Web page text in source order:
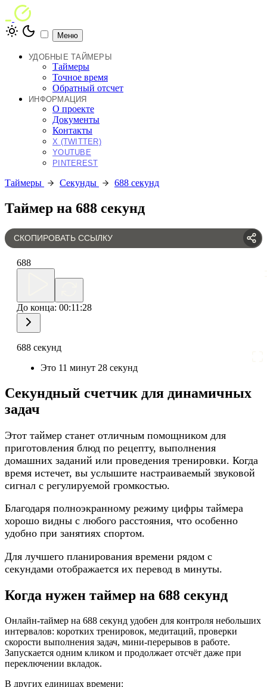
Меню
УДОБНЫЕ ТАЙМЕРЫ
Таймеры
Точное время
Обратный отсчет
ИНФОРМАЦИЯ
О проекте
Документы
Контакты
X (TWITTER)
YOUTUBE
PINTEREST
Таймеры Секунды 688 секунд
Таймер на 688 секунд
СКОПИРОВАТЬ ССЫЛКУ
688
До конца: 00:11:28
688 секунд
Это 11 минут 28 секунд
Секундный счетчик для динамичных
задач
Этот таймер станет отличным помощником для
приготовления блюд по рецепту, выполнения
домашних заданий или проведения тренировки. Когда
время истечет, вы услышите настраиваемый звуковой
сигнал с регулируемой громкостью.
Благодаря полноэкранному режиму цифры таймера
хорошо видны с любого расстояния, что особенно
удобно при занятиях спортом.
Для лучшего планирования времени рядом с
секундами отображается их перевод в минуты.
Когда нужен таймер на 688 секунд
Онлайн-таймер на 688 секунд удобен для контроля небольших
интервалов: коротких тренировок, медитаций, проверки
скорости выполнения задач, мини-перерывов в работе.
Запускается одним кликом и продолжает отсчёт даже при
переключении вкладок.
В других единицах времени: